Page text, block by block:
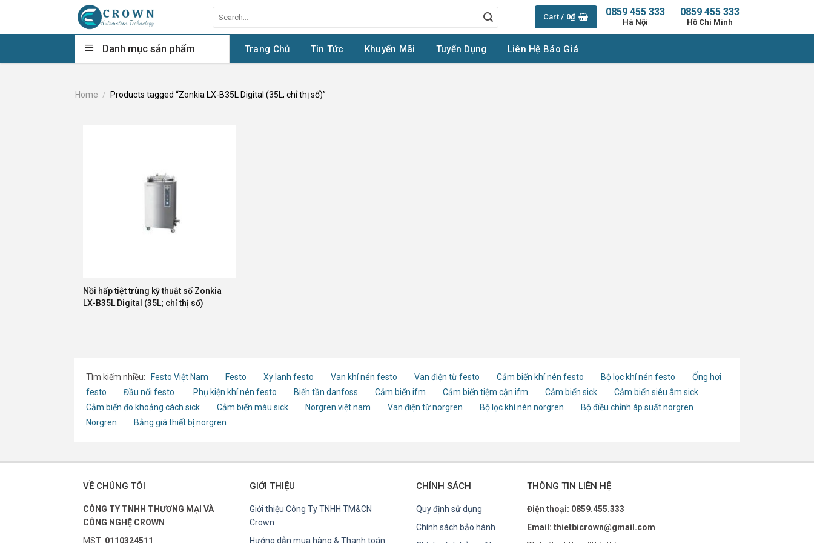
content
for:
Cart / 0₫ 0859 455 333
Hồ Chí Minh
0859 455 333
Hà Nội
Danh mục sản phẩm Trang Chủ Tin Tức Khuyến Mãi Tuyển Dụng Liên Hệ Báo Giá
Home / Products tagged “Zonkia LX-B35L Digital (35L; chỉ thị số)”
Nồi hấp tiệt trùng kỹ thuật số Zonkia
LX-B35L Digital (35L; chỉ thị số)
Tìm kiếm nhiều: Festo Việt Nam Festo Xy lanh festo Van khí nén festo Van điện từ festo Cảm biến khí nén festo Bộ lọc khí nén festo
Ống hơi
festo
Đầu nối festo Phụ kiện khí nén festo Biến tần danfoss Cảm biến ifm Cảm biến tiệm cận ifm Cảm biến sick
Cảm biến siêu âm sick
Cảm biến đo khoảng cách sick
Cảm biến màu sick Norgren việt nam Van điện từ norgren Bộ lọc khí nén norgren
Bộ điều chỉnh áp suất norgren
Norgren
Bảng giá thiết bị norgren
VỀ CHÚNG TÔI
CÔNG TY TNHH THƯƠNG MẠI VÀ
CÔNG NGHỆ CROWN
MST: 0110324511
GIỚI THIỆU
Giới thiệu Công Ty TNHH TM&CN
Crown
Hướng dẫn mua hàng & Thanh toán
CHÍNH SÁCH
Quy định sử dụng
Chính sách bảo hành
THÔNG TIN LIÊN HỆ
Điện thoại: 0859.455.333
Email: thietbicrown@gmail.com